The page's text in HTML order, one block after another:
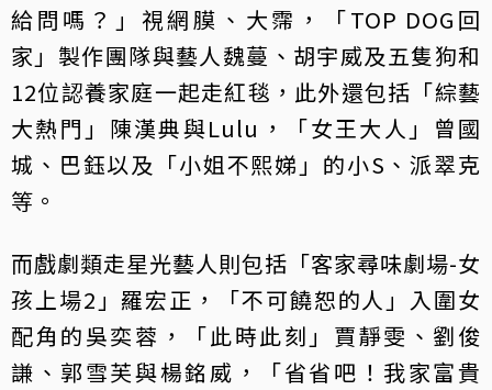
給問嗎？」視網膜、大霈，「TOP DOG回
家」製作團隊與藝人魏蔓、胡宇威及五隻狗和
12位認養家庭一起走紅毯，此外還包括「綜藝
大熱門」陳漢典與Lulu，「女王大人」曾國
城、巴鈺以及「小姐不熙娣」的小S、派翠克
等。
而戲劇類走星光藝人則包括「客家尋味劇場-女
孩上場2」羅宏正，「不可饒恕的人」入圍女
配角的吳奕蓉，「此時此刻」賈靜雯、劉俊
謙、郭雪芙與楊銘威，「省省吧！我家富貴